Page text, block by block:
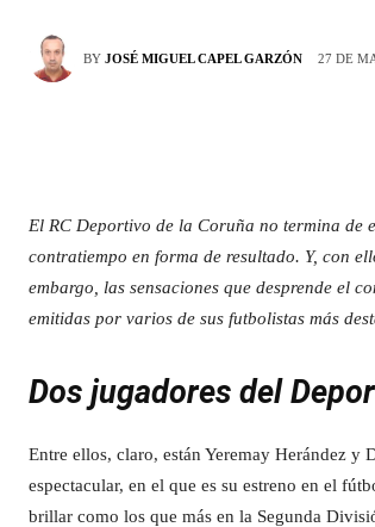
BY JOSÉ MIGUEL CAPEL GARZÓN 27 DE
El RC Deportivo de la Coruña no termina de
contratiempo en forma de resultado. Y, con
embargo, las sensaciones que desprende el
emitidas por varios de sus futbolistas más
Dos jugadores del
Entre ellos, claro, están Yeremay Herández y
espectacular, en el que es su estreno en el
brillar como los que más en la Segunda